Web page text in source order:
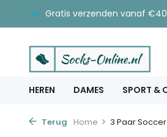
Gratis verzenden vanaf €40
HEREN DAMES SPORT &
Terug Home 3 Paar